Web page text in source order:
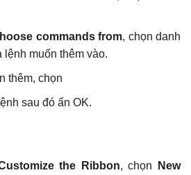
commands from, chọn danh
muốn thêm vào.
thêm, chọn
sau đó ấn OK.
the Ribbon, chọn
New